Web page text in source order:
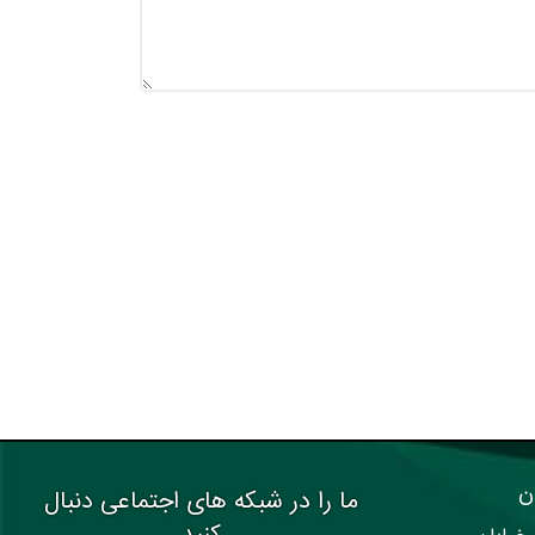
ما را در شبکه های اجتماعی دنبال